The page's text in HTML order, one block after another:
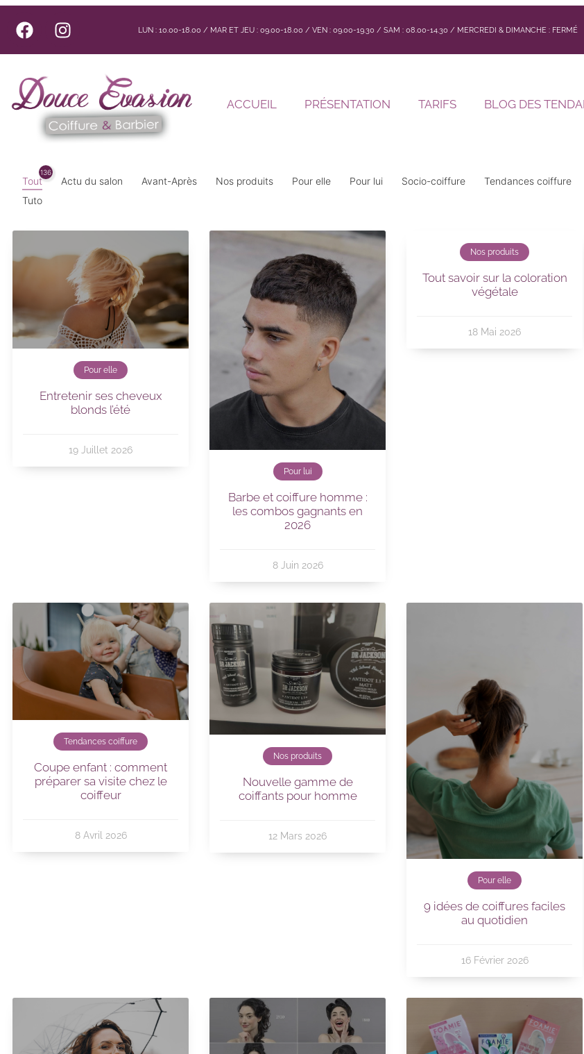
LUN : 10.00-18.00 / MAR ET JEU : 09.00-18.00 / VEN : 09.00-19.30 / SAM : 08.00-14.30 / MERCREDI & DIMANCHE : FERMÉ
ACCUEIL PRÉSENTATION TARIFS BLOG DES
Tout
136
Actu du salon Avant-Après Nos produits Pour elle Pour lui Socio-coiffure
Tendances coiffure
Tuto
Pour elle
Entretenir ses cheveux
blonds l’été
19 Juillet 2026
Pour lui
Barbe et coiffure homme :
les combos gagnants en
2026
8 Juin 2026
Nos produits
Tout savoir sur la coloration
végétale
18 Mai 2026
Tendances coiffure
Coupe enfant : comment
préparer sa visite chez le
coiffeur
8 Avril 2026
Nos produits
Nouvelle gamme de
coiffants pour homme
12 Mars 2026
Pour elle
9 idées de coiffures faciles
au quotidien
16 Février 2026